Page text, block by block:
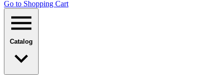
Go to Shopping Сart
Catalog